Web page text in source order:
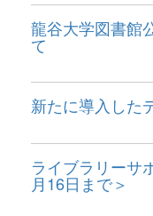
龍谷大学図書館
て
新たに導入した
ライブラリーサ
月16日まで＞